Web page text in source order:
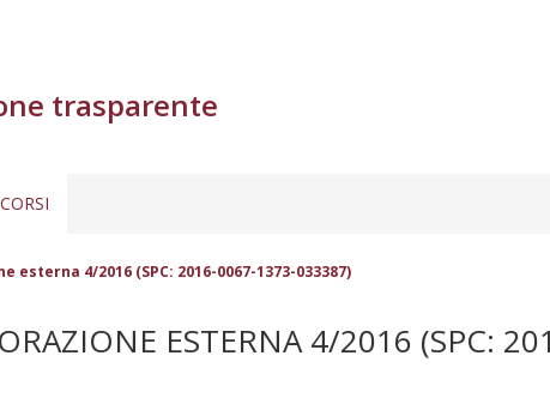
trasparente
4/2016 (SPC: 2016-0067-1373-033387)
ESTERNA 4/2016 (SPC: